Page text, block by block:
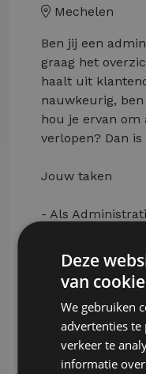
Mechelen
Ben jij een
graag het
haalt uit
nauwkeurig,
hou je ervan
verlopen? Dan
Jouw taken
- Als
ervoor dat
vlot worden
je klanten een
- Je neemt
om dossiers op
- Je
klanten en
Deze
van
We gebruiken
advertenties te
verkeer te
informatie